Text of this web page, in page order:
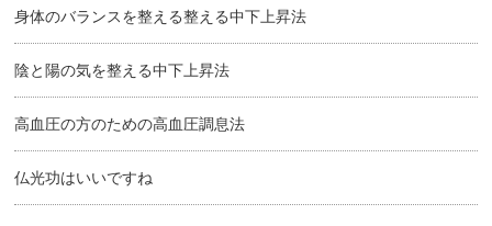
身体のバランスを整える整える中下上昇法
陰と陽の気を整える中下上昇法
高血圧の方のための高血圧調息法
仏光功はいいですね